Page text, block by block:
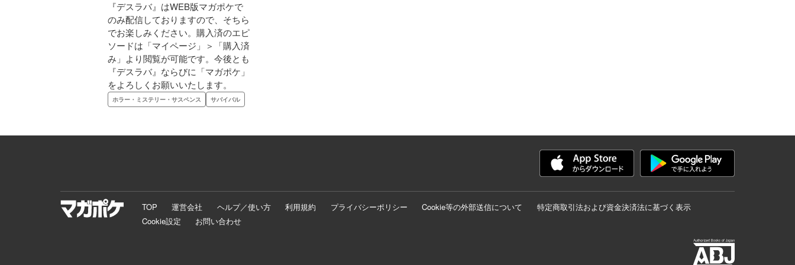
『デスラバ』はWEB版マガポケで
のみ配信しておりますので、そちら
でお楽しみください。購入済のエピ
ソードは「マイページ」＞「購入済
み」より閲覧が可能です。今後とも
『デスラバ』ならびに「マガポケ」
をよろしくお願いいたします。
ホラー・ミステリー・サスペンス サバイバル
TOP 運営会社 ヘルプ／使い方 利用規約 プライバシーポリシー Cookie等の外部送信について
特定商取引法および資金決済法に基づく表示
Cookie設定
お問い合わせ